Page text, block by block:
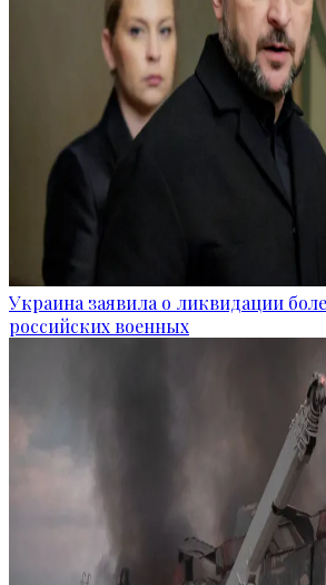
Украина заявила о ликвидации
российских военных